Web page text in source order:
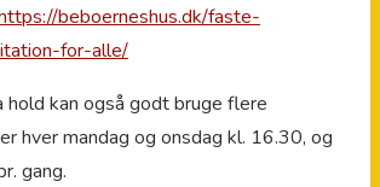
beboerneshus.dk/faste-
for-alle/
hold kan også godt bruge flere
hver mandag og onsdag kl. 16.30, og
gang.